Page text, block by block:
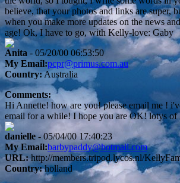
believe, that your photos and links are super,
when you make more updates on the news
age! Ok, I have to go, with Kelly-love: Gaby
Anita - 05/20/00 06:53:50
My Email:pcpr@primus.com.au
Country:Australia
Comments:
Hi Annette! how are you! please email me !
email for a while! I hope you are OK! lotys
danielle - 05/04/00 17:40:23
My Email:barbypaddy@hotmail.com
URL:http://members.tripod.lycos.nl/
Country:holland